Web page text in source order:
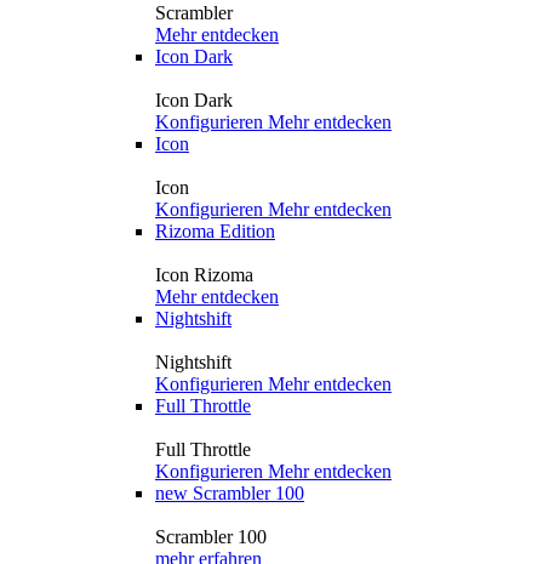
Scrambler
Mehr entdecken
Icon Dark
Icon Dark
Konfigurieren Mehr entdecken
Icon
Icon
Konfigurieren Mehr entdecken
Rizoma Edition
Icon Rizoma
Mehr entdecken
Nightshift
Nightshift
Konfigurieren Mehr entdecken
Full Throttle
Full Throttle
Konfigurieren Mehr entdecken
new Scrambler 100
Scrambler 100
mehr erfahren